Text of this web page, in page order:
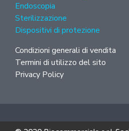
Endoscopia
Sterilizzazione
Dispositivi di protezione
Condizioni generali di vendita
Termini di utilizzo del sito
Privacy Policy